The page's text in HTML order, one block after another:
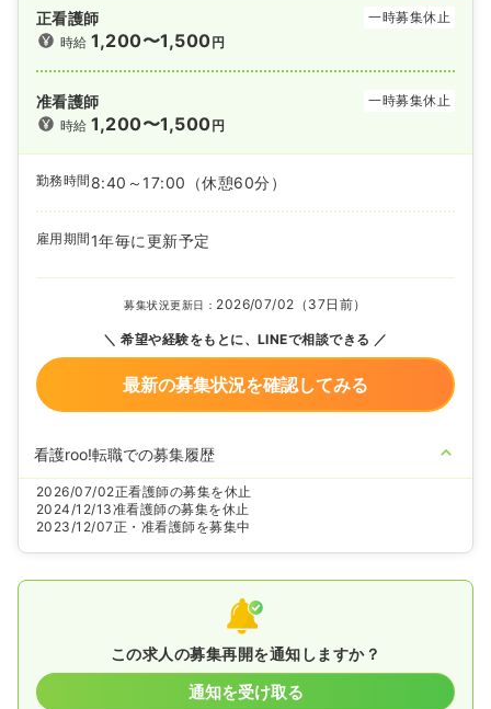
正看護師
一時募集休止
時給1,200〜1,500円
准看護師
一時募集休止
時給1,200〜1,500円
勤務時間 8:40～17:00 （休憩60分）
雇用期間 1年毎に更新予定
募集状況更新日： 2026/07/02（37日前）
希望や経験をもとに、LINEで相談できる
最新の募集状況を確認してみる
看護roo!転職での募集履歴
2026/07/02正看護師の募集を休止
2024/12/13准看護師の募集を休止
2023/12/07正・准看護師を募集中
この求人の募集再開を通知しますか？
通知を受け取る